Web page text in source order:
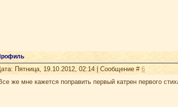
Пятница, 19.10.2012, 02:14 | Сообщение # 6
же мне кажется поправить первый катрен первого